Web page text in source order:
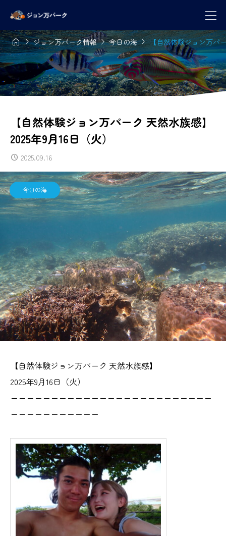
ジョン万パーク情報今日の海【自然体験ジョン万パ
【自然体験ジョン万パーク 天然水族感】
2025年9月16日（火）
2025.09.16
今日の海
【自然体験ジョン万パーク 天然水族感】
2025年9月16日（火）
ーーーーーーーーーーーーーーーーーーーーーーーーー
ーーーーーーーーーーー